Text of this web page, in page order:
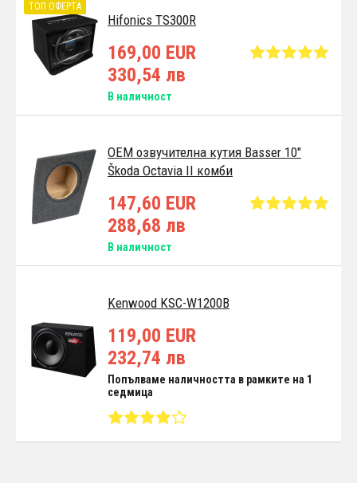
Hifonics TS300R
ТОП ОФЕРТА
169,00 EUR
330,54 лв
В наличност
OEM озвучителна кутия Basser 10"
Škoda Octavia II комби
147,60 EUR
288,68 лв
В наличност
Kenwood KSC-W1200B
119,00 EUR
232,74 лв
Попълваме наличността в рамките на 1
седмица